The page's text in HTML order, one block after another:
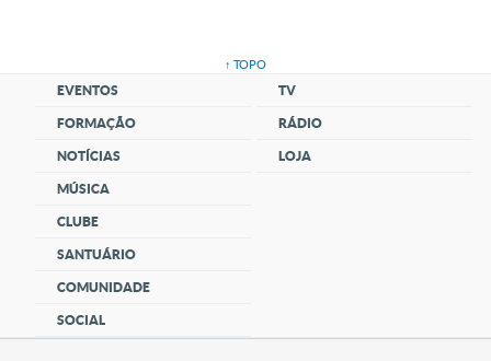
↑ TOPO
EVENTOS
FORMAÇÃO
NOTÍCIAS
MÚSICA
CLUBE
SANTUÁRIO
COMUNIDADE
SOCIAL
TV
RÁDIO
LOJA